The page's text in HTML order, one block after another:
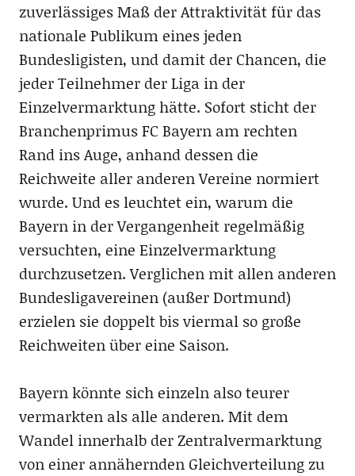
zuverlässiges Maß der Attraktivität für das
nationale Publikum eines jeden
Bundesligisten, und damit der Chancen, die
jeder Teilnehmer der Liga in der
Einzelvermarktung hätte. Sofort sticht der
Branchenprimus FC Bayern am rechten
Rand ins Auge, anhand dessen die
Reichweite aller anderen Vereine normiert
wurde. Und es leuchtet ein, warum die
Bayern in der Vergangenheit regelmäßig
versuchten, eine Einzelvermarktung
durchzusetzen. Verglichen mit allen anderen
Bundesligavereinen (außer Dortmund)
erzielen sie doppelt bis viermal so große
Reichweiten über eine Saison.
Bayern könnte sich einzeln also teurer
vermarkten als alle anderen. Mit dem
Wandel innerhalb der Zentralvermarktung
von einer annähernden Gleichverteilung zu